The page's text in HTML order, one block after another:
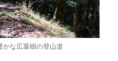
かな広葉樹の登山道